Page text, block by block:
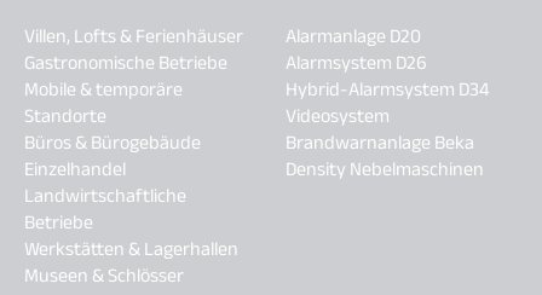
Villen, Lofts & Ferienhäuser
Gastronomische Betriebe
Mobile & temporäre
Standorte
Büros & Bürogebäude
Einzelhandel
Landwirtschaftliche
Betriebe
Werkstätten & Lagerhallen
Museen & Schlösser
Alarmanlage D20
Alarmsystem D26
Hybrid-Alarmsystem D34
Videosystem
Brandwarnanlage Beka
Density Nebelmaschinen